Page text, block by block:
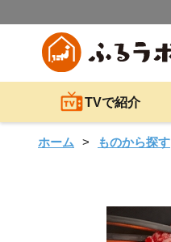
TVで紹介
ホーム ものから探す